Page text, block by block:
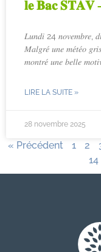
𝐥𝐞 𝐁𝐚𝐜 𝐒𝐓𝐀𝐕
𝐿𝑢𝑛𝑑𝑖 24 𝑛𝑜𝑣𝑒𝑚𝑏𝑟𝑒,
𝑀𝑎𝑙𝑔𝑟𝑒́ 𝑢𝑛𝑒 𝑚𝑒́𝑡𝑒́𝑜
𝑚𝑜𝑛𝑡𝑟𝑒́ 𝑢𝑛𝑒 𝑏𝑒𝑙𝑙𝑒
LIRE LA SUITE »
28 novembre 2025
« Précédent 1 2
14